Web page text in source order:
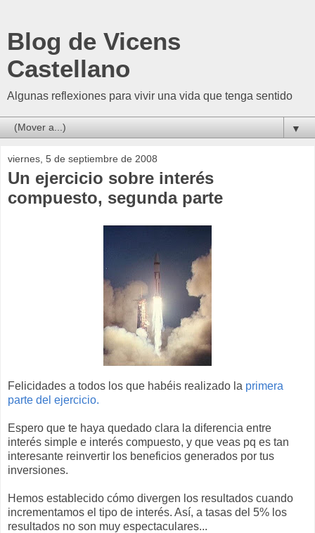
Blog de Vicens
Castellano
Algunas reflexiones para vivir una vida que tenga sentido
▼
viernes, 5 de septiembre de 2008
Un ejercicio sobre interés
compuesto, segunda parte
Felicidades a todos los que habéis realizado la primera
parte del ejercicio.
Espero que te haya quedado clara la diferencia entre
interés simple e interés compuesto, y que veas pq es tan
interesante reinvertir los beneficios generados por tus
inversiones.
Hemos establecido cómo divergen los resultados cuando
incrementamos el tipo de interés. Así, a tasas del 5% los
resultados no son muy espectaculares...